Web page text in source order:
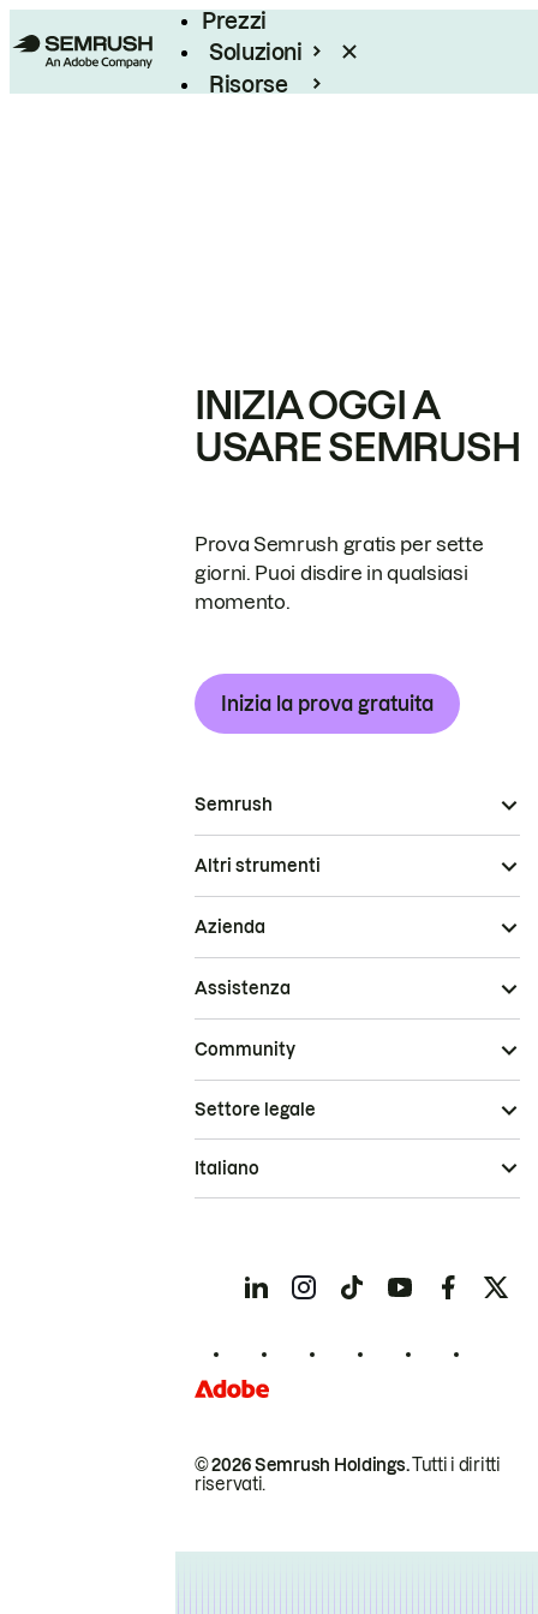
Prezzi
Soluzioni
Risorse
INIZIA OGGI A
USARE SEMRUSH
Prova Semrush gratis per sette
giorni. Puoi disdire in qualsiasi
momento.
Inizia la prova gratuita
Semrush
Altri strumenti
Azienda
Assistenza
Community
© 2026 Semrush Holdings.Tutti i diritti
riservati.
Settore legale
Italiano